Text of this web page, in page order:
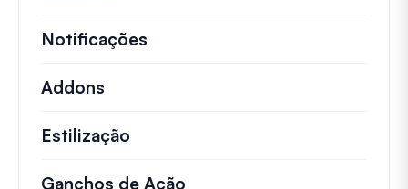
Notificações
Addons
Estilização
Ganchos de Ação